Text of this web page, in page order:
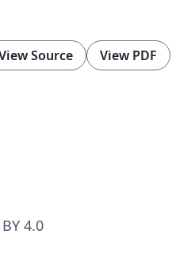
Source View PDF
4.0